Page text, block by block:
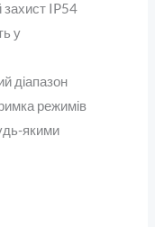
захист IP54
у
діапазон
режимів
якими